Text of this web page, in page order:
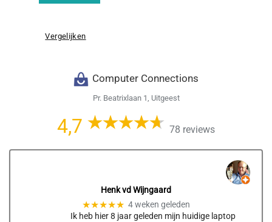
Vergelijken
Computer Connections
Pr. Beatrixlaan 1, Uitgeest
4,7 78 reviews
Henk vd Wijngaard
★★★★★ 4 weken geleden
Ik heb hier 8 jaar geleden mijn huidige laptop